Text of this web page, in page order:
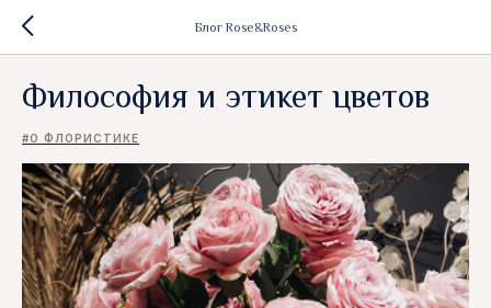
Блог Rose&Roses
Философия и этикет цветов
#О ФЛОРИСТИКЕ